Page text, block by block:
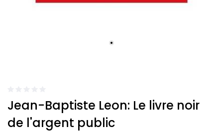
Jean-Baptiste Leon: Le livre noir
de l'argent public